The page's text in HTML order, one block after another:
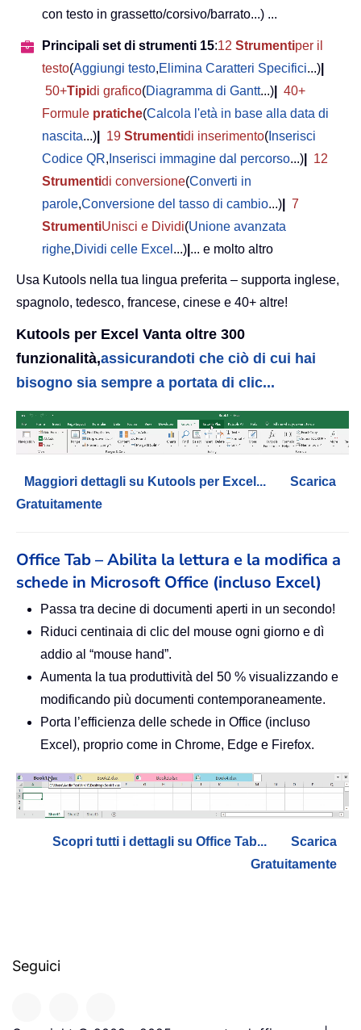
con testo in grassetto/corsivo/barrato...) ...
Principali set di strumenti 15:12 Strumentiper il
testo(Aggiungi testo,Elimina Caratteri Specifici...)
50+Tipidi grafico(Diagramma di Gantt...)
40+
Formule pratiche(Calcola l'età in base alla data di
nascita...) 19 Strumentidi inserimento( Inserisci
Codice QR, Inserisci immagine dal percorso...)
12
Strumentidi conversione(Converti in
parole,Conversione del tasso di cambio...)
7
StrumentiUnisci e Dividi(Unione avanzata
righe,Dividi celle Excel ...) ... e molto altro
Usa Kutools nella tua lingua preferita – supporta inglese,
spagnolo, tedesco, francese, cinese e 40+ altre!
Kutools per Excel Vanta oltre 300
funzionalità,assicurandoti che ciò di cui hai
bisogno sia sempre a portata di clic...
Maggiori dettagli su Kutools per Excel...
Scarica
Gratuitamente
Office Tab – Abilita la lettura e la modifica a
schede in Microsoft Office (incluso Excel)
Passa tra decine di documenti aperti in un secondo!
Riduci centinaia di clic del mouse ogni giorno e dì
addio al “mouse hand”.
Aumenta la tua produttività del 50 % visualizzando e
modificando più documenti contemporaneamente.
Porta l’efficienza delle schede in Office (incluso
Excel), proprio come in Chrome, Edge e Firefox.
Scopri tutti i dettagli su Office Tab...
Scarica
Gratuitamente
Seguici